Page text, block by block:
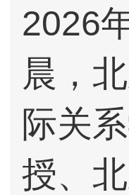
2026
晨，
际关
授、